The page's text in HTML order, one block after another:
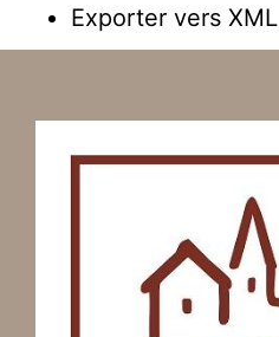
Exporter vers XML